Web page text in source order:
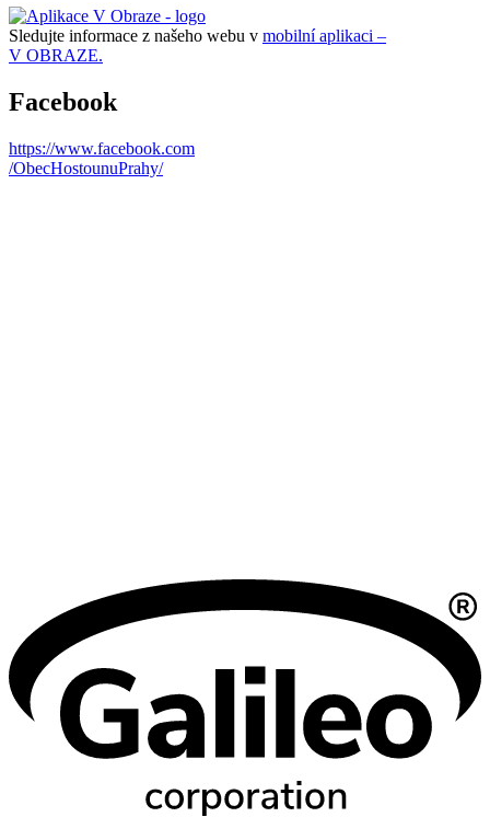
Sledujte informace z našeho webu v mobilní aplikaci –
V OBRAZE.
Facebook
https://www.facebook.com
/ObecHostounuPrahy/